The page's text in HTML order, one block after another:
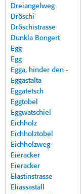
Dreiangelweg
Dröschi
Dröschistrasse
Dunkla Bongert
Egg
Egg
Egga, hinder den -
Eggastalta
Eggatetsch
Eggtobel
Eggwatschiel
Eichholz
Eichholztobel
Eichholzweg
Eieracker
Eieracker
Elastinstrasse
Eliassastall